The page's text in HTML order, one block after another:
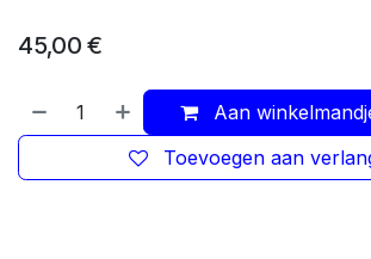
45,00 €
Aan
Toevoegen aan